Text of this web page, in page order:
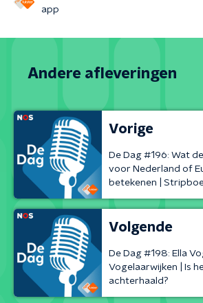
app
Andere afleveringen
Vorige
De Dag #196: Wat
voor Nederland of
betekenen |
Volgende
De Dag #198: Ella
Vogelaarwijken | Is
achterhaald?